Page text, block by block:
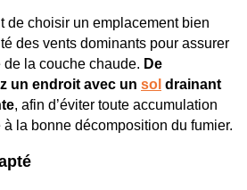
de choisir un emplacement bien
des vents dominants pour assurer
la couche chaude. De
un endroit avec un sol drainant
, afin d’éviter toute accumulation
à la bonne décomposition du fumier.